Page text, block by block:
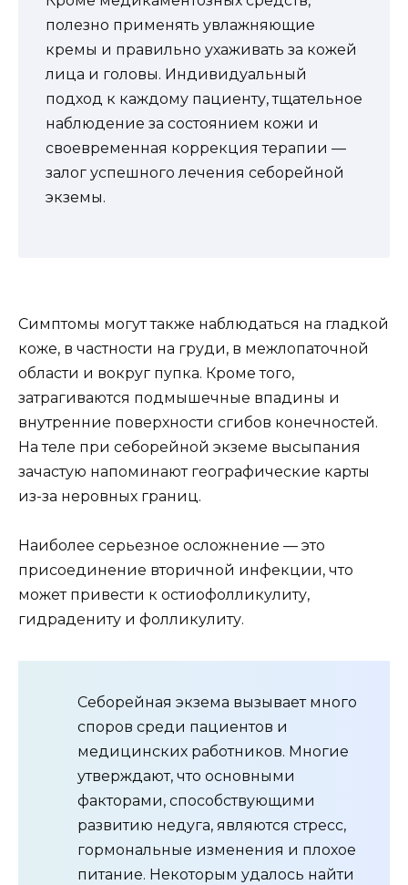
полезно применять увлажняющие
кремы и правильно ухаживать за кожей
лица и головы. Индивидуальный
подход к каждому пациенту, тщательное
наблюдение за состоянием кожи и
своевременная коррекция терапии —
залог успешного лечения себорейной
экземы.
Симптомы могут также наблюдаться на гладкой
коже, в частности на груди, в межлопаточной
области и вокруг пупка. Кроме того,
затрагиваются подмышечные впадины и
внутренние поверхности сгибов конечностей.
На теле при себорейной экземе высыпания
зачастую напоминают географические карты
из-за неровных границ.
Наиболее серьезное осложнение — это
присоединение вторичной инфекции, что
может привести к остиофолликулиту,
гидрадениту и фолликулиту.
Себорейная экзема вызывает много
споров среди пациентов и
медицинских работников. Многие
утверждают, что основными
факторами, способствующими
развитию недуга, являются стресс,
гормональные изменения и плохое
питание. Некоторым удалось найти